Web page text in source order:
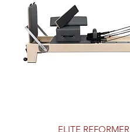
ELITE REFORMER